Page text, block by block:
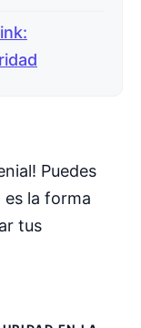
Puedes
es la forma
tus